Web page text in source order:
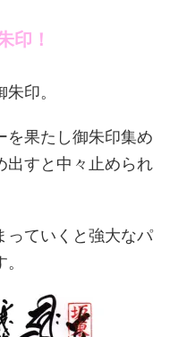
印！
印。
を果たし御朱印集め
出すと中々止められ
っていくと強大なパ